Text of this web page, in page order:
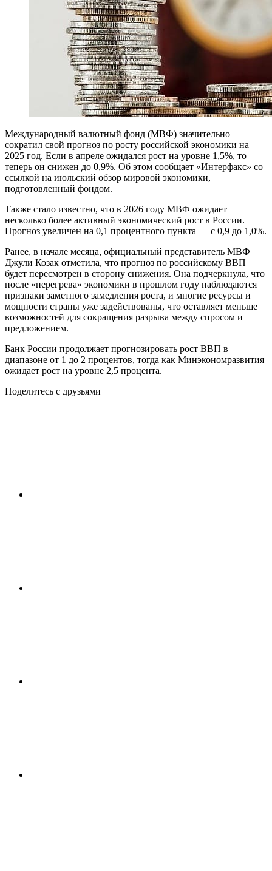
Международный валютный фонд (МВФ) значительно
сократил свой прогноз по росту российской экономики на
2025 год. Если в апреле ожидался рост на уровне 1,5%, то
теперь он снижен до 0,9%. Об этом сообщает «Интерфакс» со
ссылкой на июльский обзор мировой экономики,
подготовленный фондом.
Также стало известно, что в 2026 году МВФ ожидает
несколько более активный экономический рост в России.
Прогноз увеличен на 0,1 процентного пункта — с 0,9 до 1,0%.
Ранее, в начале месяца, официальный представитель МВФ
Джули Козак отметила, что прогноз по российскому ВВП
будет пересмотрен в сторону снижения. Она подчеркнула, что
после «перегрева» экономики в прошлом году наблюдаются
признаки заметного замедления роста, и многие ресурсы и
мощности страны уже задействованы, что оставляет меньше
возможностей для сокращения разрыва между спросом и
предложением.
Банк России продолжает прогнозировать рост ВВП в
диапазоне от 1 до 2 процентов, тогда как Минэкономразвития
ожидает рост на уровне 2,5 процента.
Поделитесь с друзьями